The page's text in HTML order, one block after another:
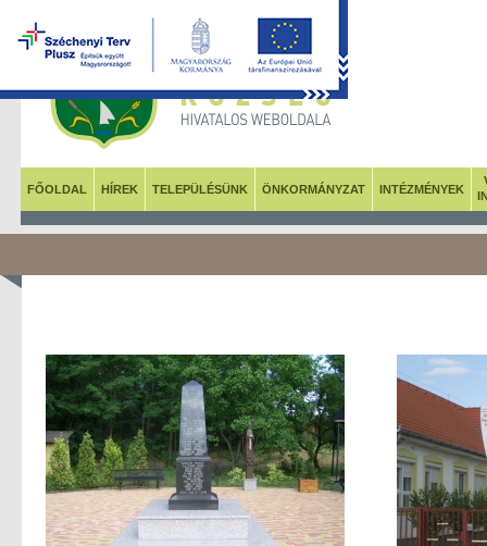
FŐOLDAL HÍREK TELEPÜLÉSÜNK ÖNKORMÁNYZAT INTÉZMÉNYEK